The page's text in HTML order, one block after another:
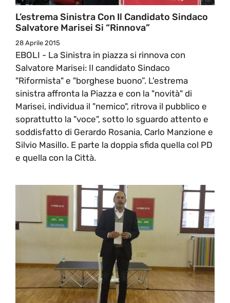
L’estrema Sinistra Con Il Candidato Sindaco
Salvatore Marisei Si “rinnova”
28 Aprile 2015
EBOLI - La Sinistra in piazza si rinnova con
Salvatore Marisei: Il candidato Sindaco
"Riformista" e "borghese buono”. L'estrema
sinistra affronta la Piazza e con la "novità" di
Marisei, individua il "nemico", ritrova il pubblico e
soprattutto la "voce", sotto lo sguardo attento e
soddisfatto di Gerardo Rosania, Carlo Manzione e
Silvio Masillo. E parte la doppia sfida quella col PD
e quella con la Città.